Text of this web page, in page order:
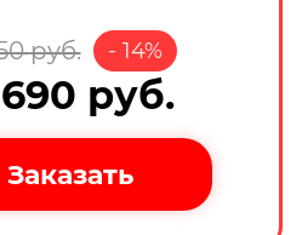
руб. - 14%
руб.